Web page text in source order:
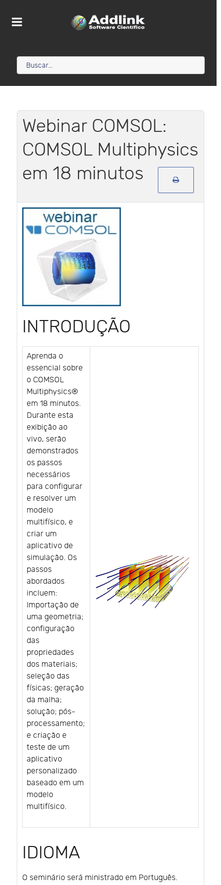
Webinar COMSOL:
COMSOL Multiphysics
em 18 minutos
INTRODUÇÃO
Aprenda o
essencial sobre
o COMSOL
Multiphysics®
em 18 minutos.
Durante esta
exibição ao
vivo, serão
demonstrados
os passos
necessários
para configurar
e resolver um
modelo
multifísico, e
criar um
aplicativo de
simulação. Os
passos
abordados
incluem:
Importação de
uma geometria;
configuração
das
propriedades
dos materiais;
seleção das
físicas; geração
da malha;
solução; pós-
processamento;
e criação e
teste de um
aplicativo
personalizado
baseado em um
modelo
multifísico.
IDIOMA
O seminário será ministrado em Português.